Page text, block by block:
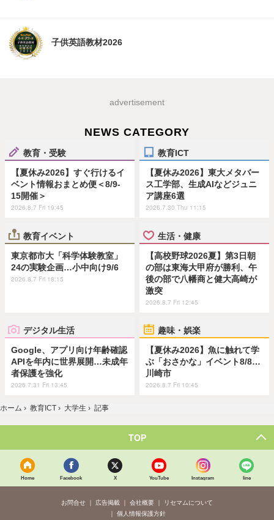
子供英語教材2026
advertisement
NEWS CATEGORY
教育・受験
【夏休み2026】すぐ行けるイ
ベント情報おまとめ便＜8/9-
15開催＞
2026.8.7 Fri 19:45
教育ICT
【夏休み2026】東大メタバー
ス工学部、生成AIなどジュニ
ア講座6選
2026.7.30 Thu 11:15
教育イベント
東京都市大「科学体験教室」
24の実験企画…小中向け9/6
2026.8.7 Fri 18:15
生活・健康
【高校野球2026夏】第3日朝
の部は東海大甲府が勝利、午
後の部で八幡商と健大高崎が
激突
2026.8.7 Fri 12:45
デジタル生活
Google、アプリ向け年齢確認
APIを年内に世界展開…未成年
者保護を強化
2026.7.31 Fri 13:45
趣味・娯楽
【夏休み2026】魚に触れて学
ぶ「おさかな」イベント8/8…
川崎市
2026.8.7 Fri 10:45
ホーム › 教育ICT › 大学生 › 記事
TOP
Home Facebook X YouTube Instagram line
お問合せ 広告掲載 会社概要
リセマムについて
個人情報保護方針